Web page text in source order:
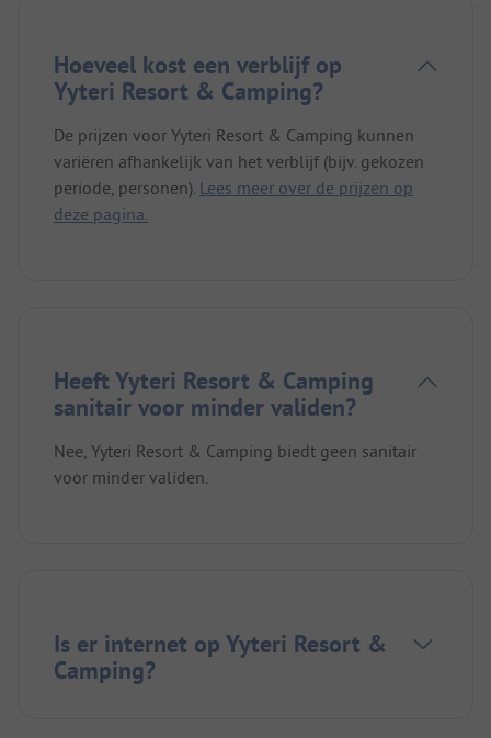
Hoeveel kost een verblijf op
Yyteri Resort & Camping?
De prijzen voor Yyteri Resort & Camping kunnen
variëren afhankelijk van het verblijf (bijv. gekozen
periode, personen). Lees meer over de prijzen op
deze pagina.
Heeft Yyteri Resort & Camping
sanitair voor minder validen?
Nee, Yyteri Resort & Camping biedt geen sanitair
voor minder validen.
Is er internet op Yyteri Resort &
Camping?